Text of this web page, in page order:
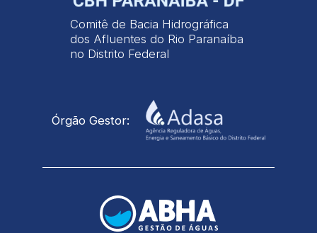
Comitê de Bacia Hidrográfica
dos Afluentes do Rio Paranaíba
no Distrito Federal
Órgão Gestor: